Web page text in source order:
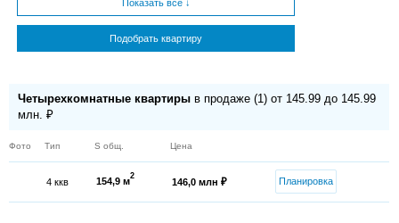
Показать все ↓
Подобрать квартиру
Четырехкомнатные квартиры в продаже (1) от 145.99 до 145.99
млн. ₽
Фото Тип S общ. Цена
4 ккв 154,9 м2
146,0 млн ₽ Планировка